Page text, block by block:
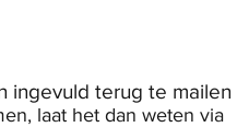
ingevuld terug te mailen
laat het dan weten via